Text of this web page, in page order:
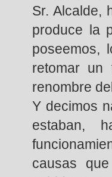
Sr. Alcalde,
produce la
poseemos,
retomar un
renombre
Y decimos
estaban,
causas